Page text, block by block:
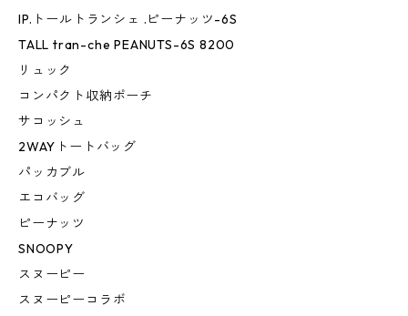
IP.トールトランシェ .ピーナッツ-6S
TALL tran-che PEANUTS-6S 8200
リュック
コンパクト収納ポーチ
サコッシュ
2WAYトートバッグ
パッカブル
エコバッグ
ピーナッツ
SNOOPY
スヌーピー
スヌーピーコラボ